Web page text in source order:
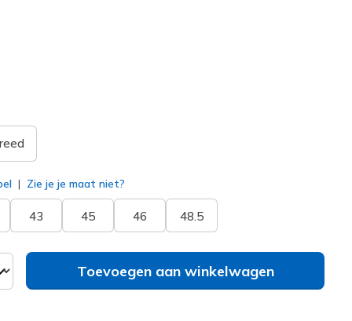
Zie je je maat niet?
43 45 46 48.5
Toevoegen aan winkelwagen